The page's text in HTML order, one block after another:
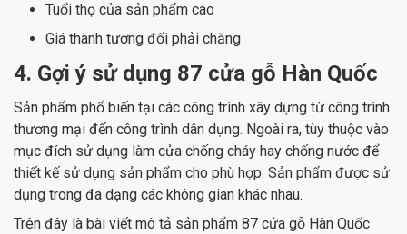
Tuổi thọ của sản phẩm cao
Giá thành tương đối phải chăng
4. Gợi ý sử dụng 87 cửa gỗ Hàn Quốc
Sản phẩm phổ biến tại các công trình xây dựng từ công trình
thương mại đến công trình dân dụng. Ngoài ra, tùy thuộc vào
mục đích sử dụng làm cửa chống cháy hay chống nước để
thiết kế sử dụng sản phẩm cho phù hợp. Sản phẩm được sử
dụng trong đa dạng các không gian khác nhau.
Trên đây là bài viết mô tả sản phẩm 87 cửa gỗ Hàn Quốc